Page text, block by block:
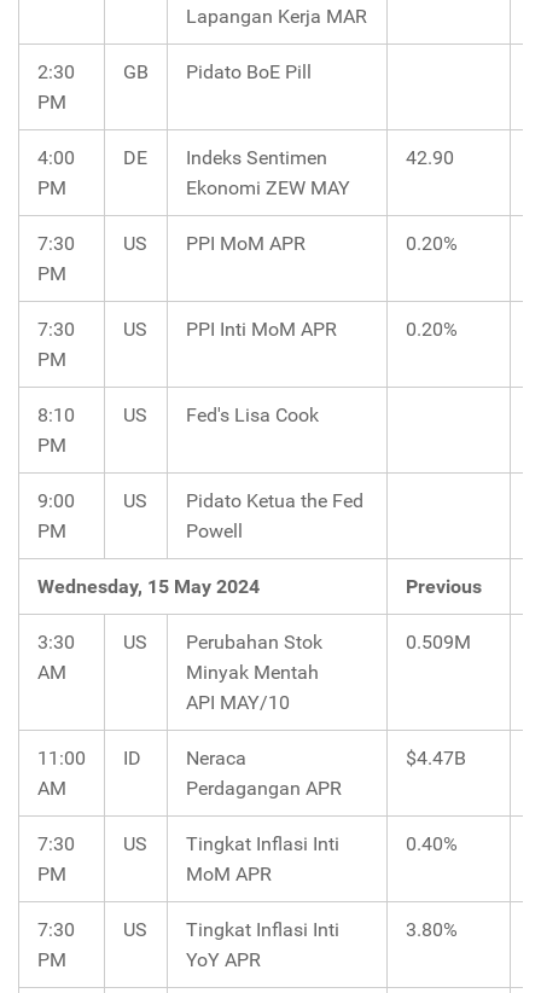
Lapangan Kerja MAR
2:30
PM
GB Pidato BoE Pill
4:00
PM
DE
Indeks Sentimen
Ekonomi ZEW MAY
42.90
7:30
PM
US PPI MoM APR 0.20%
7:30
PM
US PPI Inti MoM APR 0.20%
8:10
PM
US Fed's Lisa Cook
9:00
PM
US
Pidato Ketua the Fed
Powell
Wednesday, 15 May 2024 Previous
3:30
AM
US
Perubahan Stok
Minyak Mentah
API MAY/10
0.509M
11:00
AM
ID
Neraca
Perdagangan APR
$4.47B
7:30
PM
US
Tingkat Inflasi Inti
MoM APR
0.40%
7:30
PM
US
Tingkat Inflasi Inti
YoY APR
3.80%